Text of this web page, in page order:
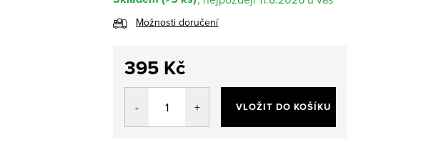
Možnosti doručení
395 Kč
Měrná
VLOŽIT DO KOŠÍKU